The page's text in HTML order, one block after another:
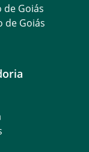
Goiás
de Goiás